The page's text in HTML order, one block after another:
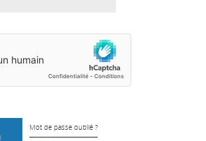
Mot de passe oublié ?